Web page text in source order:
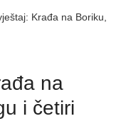
Krađa na Boriku,
na
i četiri